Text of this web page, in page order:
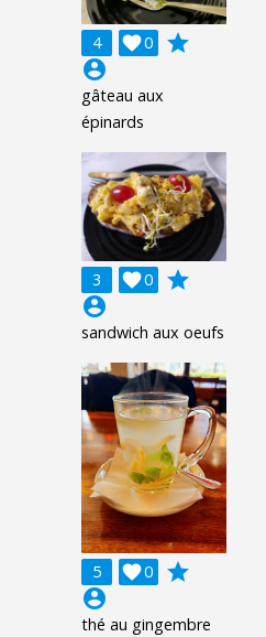
4 0

grade
account_circle
gâteau aux
épinards
3 0

grade
account_circle
sandwich aux oeufs
5 0

grade
account_circle
thé au gingembre